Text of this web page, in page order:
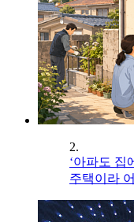
2.
‘아파도 집
주택이라